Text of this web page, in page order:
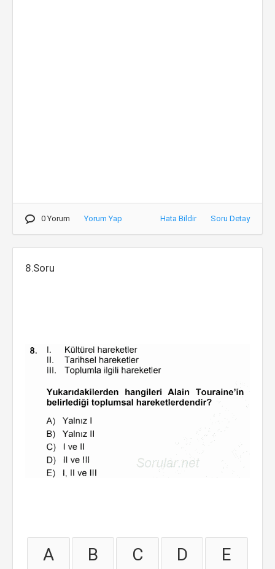
0 Yorum Yorum Yap Hata Bildir Soru Detay
8.Soru
A B C D E